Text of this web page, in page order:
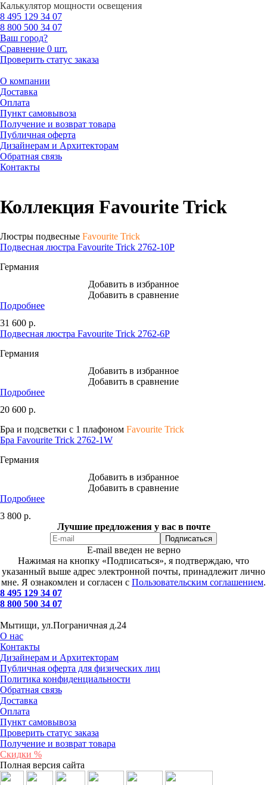
Калькулятор мощности освещения
8 495 129 34 07
8 800 500 34 07
Ваш город?
Сравнение 0 шт.
Проверить статус заказа
О компании
Доставка
Оплата
Пункт самовывоза
Получение и возврат товара
Публичная оферта
Дизайнерам и Архитекторам
Обратная связь
Контакты
Коллекция Favourite Trick
Люстры подвесные Favourite Trick
Подвесная люстра Favourite Trick 2762-10P
Германия
Добавить в избранное
Добавить в сравнение
Подробнее
31 600 р.
Подвесная люстра Favourite Trick 2762-6P
Германия
Добавить в избранное
Добавить в сравнение
Подробнее
20 600 р.
Бра и подсветки с 1 плафоном Favourite Trick
Бра Favourite Trick 2762-1W
Германия
Добавить в избранное
Добавить в сравнение
Подробнее
3 800 р.
Лучшие предложения у вас в почте
E-mail введен не верно
Нажимая на кнопку «Подписаться», я подтверждаю, что
указанный выше адрес электронной почты, принадлежит лично
мне. Я ознакомлен и согласен с Пользовательским соглашением.
8 495 129 34 07
8 800 500 34 07
Мытищи, ул.Пограничная д.24
О нас
Контакты
Дизайнерам и Архитекторам
Публичная оферта для физических лиц
Политика конфиденциальности
Обратная связь
Доставка
Оплата
Пункт самовывоза
Проверить статус заказа
Получение и возврат товара
Скидки %
Полная версия сайта